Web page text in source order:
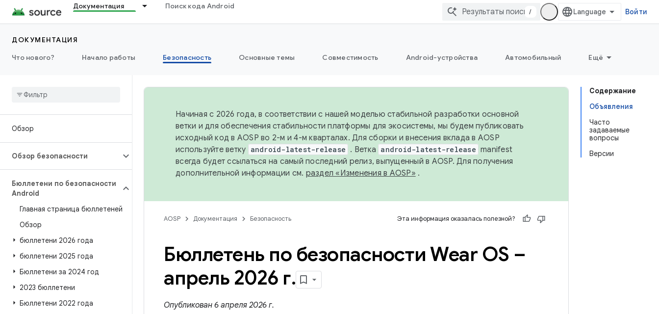
Документация Поиск кода Android
/ Войти
ДОКУМЕНТАЦИЯ
Что нового?
Начало работы Безопасность Основные темы Совместимость Android-устройства Автомобильный Ещё
Обзор
Обзор безопасности
Бюллетени по безопасности
Android
Главная страница бюллетеней
Обзор
бюллетени 2026 года
бюллетени 2025 года
Бюллетени за 2024 год
2023 бюллетени
Бюллетени 2022 года
Содержание
Объявления
Часто
задаваемые
вопросы
Версии
Начиная с 2026 года, в соответствии с нашей моделью стабильной разработки основной
ветки и для обеспечения стабильности платформы для экосистемы, мы будем публиковать
исходный код в AOSP во 2-м и 4-м кварталах. Для сборки и внесения вклада в AOSP
используйте ветку android-latest-release . Ветка android-latest-release manifest
всегда будет ссылаться на самый последний релиз, выпущенный в AOSP. Для получения
дополнительной информации см. раздел «Изменения в AOSP» .
AOSP Документация Безопасность Эта информация оказалась полезной?
Бюллетень по безопасности Wear OS –
апрель 2026 г.
Опубликован 6 апреля 2026 г.